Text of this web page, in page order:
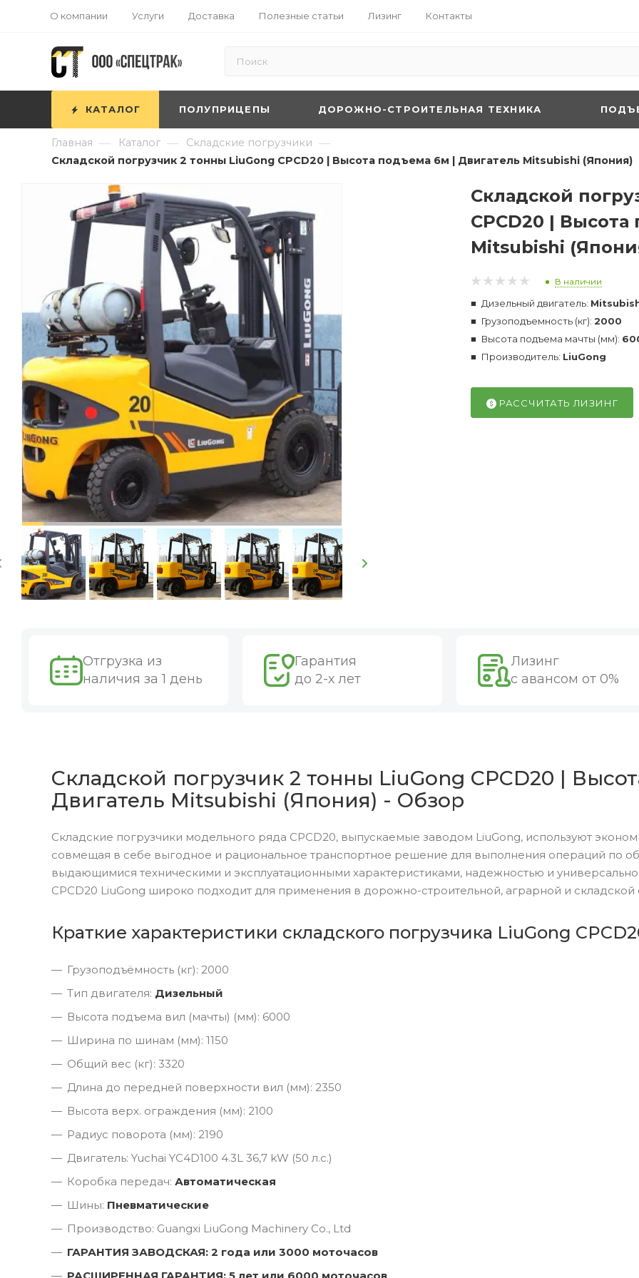
О компании Услуги Доставка Полезные статьи Лизинг Контакты
КАТАЛОГ ПОЛУПРИЦЕПЫ ДОРОЖНО-СТРОИТЕЛЬНАЯ ТЕХНИКА
Главная — Каталог — Складские погрузчики —
Складской погрузчик 2 тонны LiuGong CPCD20 | Высота подъема 6м | Двигатель Mitsubishi (Япония)
Складской
CPCD20 |
Mitsubishi
В наличии
Дизельный двигатель:
Грузоподъемность (кг): 2000
Высота подъема мачты (мм):
Производитель: LiuGong
РАССЧИТАТЬ ЛИЗИНГ
Отгрузка из
наличия за 1 день
Гарантия
до 2-х лет
Лизинг
с авансом от 0%
Складской погрузчик 2 тонны LiuGong CPCD20 |
Двигатель Mitsubishi (Япония) - Обзор
Складские погрузчики модельного ряда CPCD20, выпускаемые заводом LiuGong, используют
совмещая в себе выгодное и рациональное транспортное решение для выполнения операций по
выдающимися техническими и эксплуатационными характеристиками, надежностью и
CPCD20 LiuGong широко подходит для применения в дорожно-строительной, аграрной и складской
Краткие характеристики складского погрузчика LiuGong
Грузоподъёмность (кг): 2000
Тип двигателя: Дизельный
Высота подъема вил (мачты) (мм): 6000
Ширина по шинам (мм): 1150
Общий вес (кг): 3320
Длина до передней поверхности вил (мм): 2350
Высота верх. ограждения (мм): 2100
Радиус поворота (мм): 2190
Двигатель: Yuchai YC4D100 4.3L 36,7 kW (50 л.с.)
Коробка передач: Автоматическая
Шины: Пневматические
Производство: Guangxi LiuGong Machinery Co., Ltd
ГАРАНТИЯ ЗАВОДСКАЯ: 2 года или 3000 моточасов